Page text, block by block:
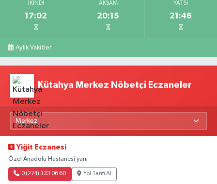
İKINDI
17:02
AKŞAM
20:15
YATSI
21:46
Aylık Vakitler
Kütahya Merkez Nöbetçi Eczaneler
Yiğit Eczanesi
Özel Anadolu Hastanesi yanı
0 (274) 333 06 60 Yol Tarifi Al